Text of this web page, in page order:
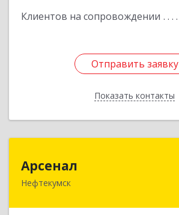
Клиентов на сопровождении
Отправить заявку
Показать контакты
Отправить заявку
Назад
Арсенал
Нефтекумск